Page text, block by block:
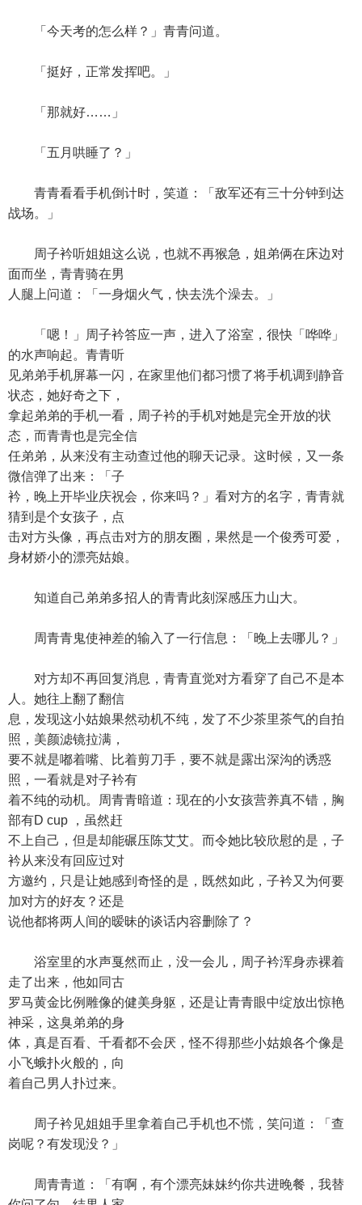
「今天考的怎么样？」青青问道。
「挺好，正常发挥吧。」
「那就好……」
「五月哄睡了？」
青青看看手机倒计时，笑道：「敌军还有三十分钟到达
战场。」
周子衿听姐姐这么说，也就不再猴急，姐弟俩在床边对
面而坐，青青骑在男
人腿上问道：「一身烟火气，快去洗个澡去。」
「嗯！」周子衿答应一声，进入了浴室，很快「哗哗」
的水声响起。青青听
见弟弟手机屏幕一闪，在家里他们都习惯了将手机调到静音
状态，她好奇之下，
拿起弟弟的手机一看，周子衿的手机对她是完全开放的状
态，而青青也是完全信
任弟弟，从来没有主动查过他的聊天记录。这时候，又一条
微信弹了出来：「子
衿，晚上开毕业庆祝会，你来吗？」看对方的名字，青青就
猜到是个女孩子，点
击对方头像，再点击对方的朋友圈，果然是一个俊秀可爱，
身材娇小的漂亮姑娘。
知道自己弟弟多招人的青青此刻深感压力山大。
周青青鬼使神差的输入了一行信息：「晚上去哪儿？」
对方却不再回复消息，青青直觉对方看穿了自己不是本
人。她往上翻了翻信
息，发现这小姑娘果然动机不纯，发了不少茶里茶气的自拍
照，美颜滤镜拉满，
要不就是嘟着嘴、比着剪刀手，要不就是露出深沟的诱惑
照，一看就是对子衿有
着不纯的动机。周青青暗道：现在的小女孩营养真不错，胸
部有D cup ，虽然赶
不上自己，但是却能碾压陈艾艾。而令她比较欣慰的是，子
衿从来没有回应过对
方邀约，只是让她感到奇怪的是，既然如此，子衿又为何要
加对方的好友？还是
说他都将两人间的暧昧的谈话内容删除了？
浴室里的水声戛然而止，没一会儿，周子衿浑身赤裸着
走了出来，他如同古
罗马黄金比例雕像的健美身躯，还是让青青眼中绽放出惊艳
神采，这臭弟弟的身
体，真是百看、千看都不会厌，怪不得那些小姑娘各个像是
小飞蛾扑火般的，向
着自己男人扑过来。
周子衿见姐姐手里拿着自己手机也不慌，笑问道：「查
岗呢？有发现没？」
周青青道：「有啊，有个漂亮妹妹约你共进晚餐，我替